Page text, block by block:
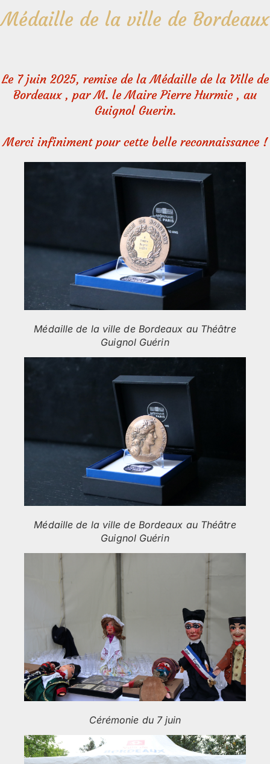
Médaille de la ville de Bordeaux
Le 7 juin 2025, remise de la Médaille de la Ville de
Bordeaux , par M. le Maire Pierre Hurmic , au
Guignol Guerin.
Merci infiniment pour cette belle reconnaissance !
Médaille de la ville de Bordeaux au Théâtre
Guignol Guérin
Médaille de la ville de Bordeaux au Théâtre
Guignol Guérin
Cérémonie du 7 juin